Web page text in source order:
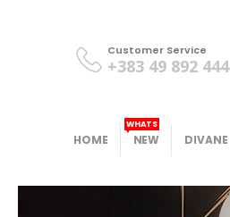
Customer Service
+383 49 892 444
HOME NEW
WHATS
DIVANE